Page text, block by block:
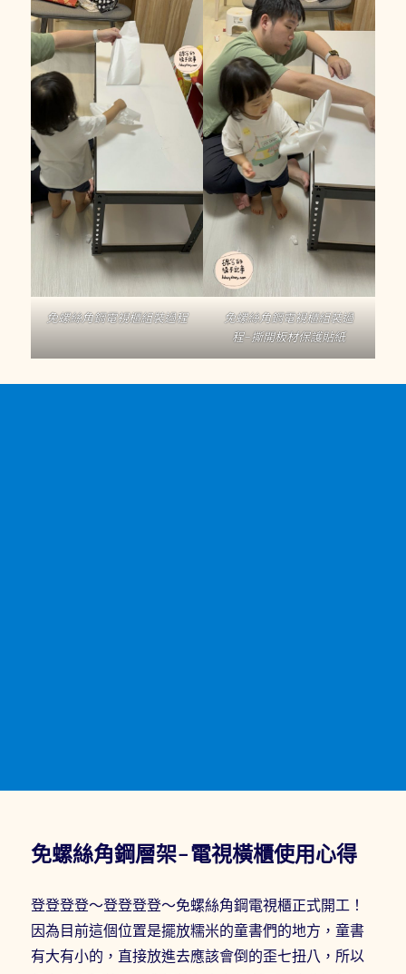
免螺絲角鋼電視櫃組裝過程
免螺絲角鋼電視櫃組裝過
程-撕開板材保護貼紙
免螺絲角鋼層架-電視橫櫃使用心得
登登登登～登登登登～免螺絲角鋼電視櫃正式開工！
因為目前這個位置是擺放糯米的童書們的地方，童書
有大有小的，直接放進去應該會倒的歪七扭八，所以